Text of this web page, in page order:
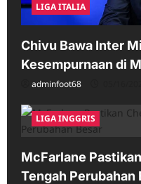
LIGA ITALIA
Chivu Bawa Inter
Kesempurnaan di
adminfoot68
LIGA INGGRIS
McFarlane
Tengah Perubahan